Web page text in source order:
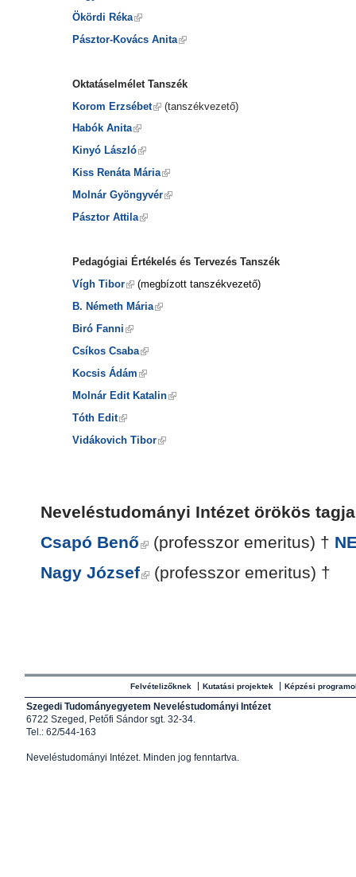
Ökördi Réka
Pásztor-Kovács Anita
Oktatáselmélet Tanszék
Korom Erzsébet
(tanszékvezető)
Habók Anita
Kinyó László
Kiss Renáta Mária
Molnár Gyöngyvér
Pásztor Attila
Pedagógiai Értékelés és Tervezés Tanszék
Vígh Tibor
(megbízott tanszékvezető)
B. Németh Mária
Biró Fanni
Csíkos Csaba
Kocsis Ádám
Molnár Edit Katalin
Tóth Edit
Vidákovich Tibor
Neveléstudományi Intézet örökös
Csapó Benő (professzor emeritus) †
Nagy József (professzor emeritus) †
Felvételizőknek Kutatási projektek Képzési
Szegedi Tudományegyetem Neveléstudományi Intézet
6722 Szeged, Petőfi Sándor sgt. 32-34.
Tel.: 62/544-163
Neveléstudományi Intézet. Minden jog fenntartva.